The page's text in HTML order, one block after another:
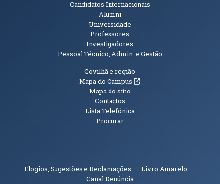
Candidatos Internacionais
Alumni
Universidade
Professores
Investigadores
Pessoal Técnico, Admin. e Gestão
Informações Adicionais
Covilhã e região
Mapa do Campus(abre em nova janela)
Mapa do sítio
Contactos
Lista Telefónica
Procurar
Elogios, Sugestões e Reclamações Livro Amarelo
Canal Denúncia(abre em nova janela)